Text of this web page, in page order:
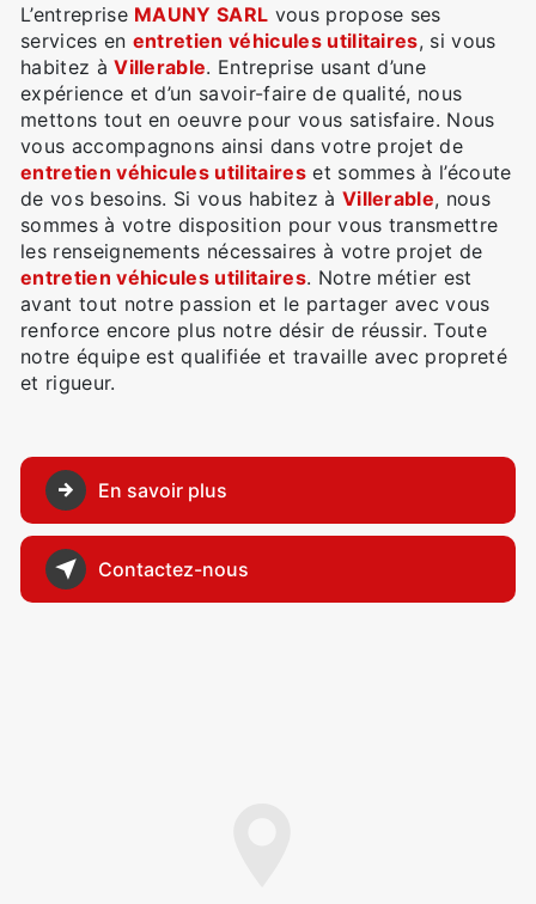
L’entreprise MAUNY SARL vous propose ses
services en entretien véhicules utilitaires, si vous
habitez àVillerable. Entreprise usant d’une
expérience et d’un savoir-faire de qualité, nous
mettons tout en oeuvre pour vous satisfaire. Nous
vous accompagnons ainsi dans votre projet de
entretien véhicules utilitaireset sommes à l’écoute
de vos besoins. Si vous habitez à Villerable, nous
sommes à votre disposition pour vous transmettre
les renseignements nécessaires à votre projet de
entretien véhicules utilitaires. Notre métier est
avant tout notre passion et le partager avec vous
renforce encore plus notre désir de réussir. Toute
notre équipe est qualifiée et travaille avec propreté
et rigueur.
En savoir plus
Contactez-nous